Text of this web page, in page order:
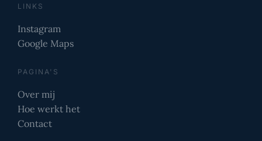
LINKS
Instagram
Google Maps
PAGINA'S
Over mij
Hoe werkt het
Contact